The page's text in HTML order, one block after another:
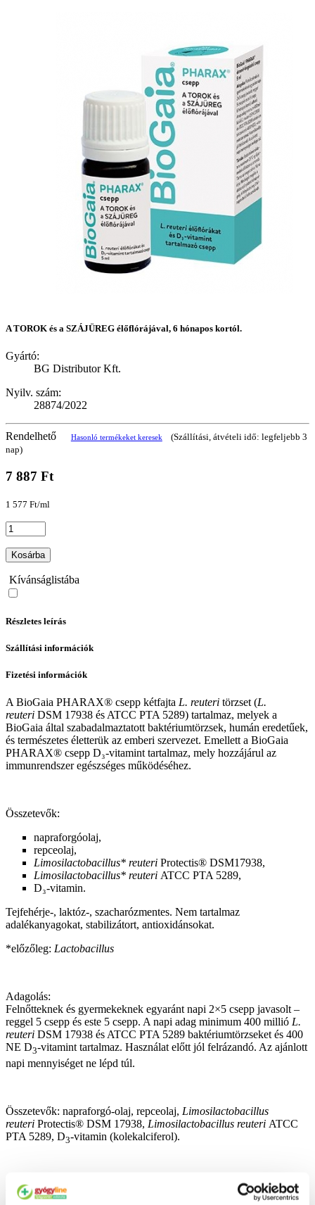
A TOROK és a SZÁJÜREG élőflórájával, 6 hónapos kortól.
Gyártó:
BG Distributor Kft.
Nyilv. szám:
28874/2022
Rendelhető Hasonló termékeket keresek
(Szállítási, átvételi idő: legfeljebb 3
nap)
7 887 Ft
1 577 Ft/ml
Kosárba
Kívánságlistába
Részletes leírás
Szállítási információk
Fizetési információk
A BioGaia PHARAX® csepp kétfajta L. reuteri törzset (L.
reuteri DSM 17938 és ATCC PTA 5289) tartalmaz, melyek a
BioGaia által szabadalmaztatott baktériumtörzsek, humán eredetűek,
és természetes életterük az emberi szervezet. Emellett a BioGaia
PHARAX®️ csepp D₃-vitamint tartalmaz, mely hozzájárul az
immunrendszer egészséges működéséhez.
Összetevők:
napraforgóolaj,
repceolaj,
Limosilactobacillus* reuteri Protectis® DSM17938,
Limosilactobacillus* reuteri ATCC PTA 5289,
D₃-vitamin.
Tejfehérje-, laktóz-, szacharózmentes. Nem tartalmaz
adalékanyagokat, stabilizátort, antioxidánsokat.
*előzőleg: Lactobacillus
Adagolás:
Felnőtteknek és gyermekeknek egyaránt napi 2×5 csepp javasolt –
reggel 5 csepp és este 5 csepp. A napi adag minimum 400 millió L.
reuteri DSM 17938 és ATCC PTA 5289 baktériumtörzseket és 400
NE D3-vitamint tartalmaz. Használat előtt jól felrázandó. Az ajánlott
napi mennyiséget ne lépd túl.
Összetevők: napraforgó-olaj, repceolaj, Limosilactobacillus
reuteri Protectis® DSM 17938, Limosilactobacillus reuteri ATCC
PTA 5289, D3-vitamin (kolekalciferol).
Átlagos tápérték:
100 g-ban: energia 3590 kJ/858 kcal, zsír 96 g, amelyből telített